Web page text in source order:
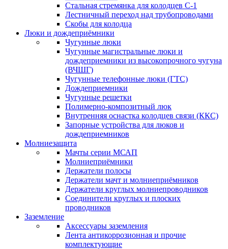
Стальная стремянка для колодцев С-1
Лестничный переход над трубопроводами
Скобы для колодца
Люки и дождеприёмники
Чугунные люки
Чугунные магистральные люки и
дождеприемники из высокопрочного чугуна
(ВЧШГ)
Чугунные телефонные люки (ГТС)
Дождеприемники
Чугунные решетки
Полимерно-композитный люк
Внутренняя оснастка колодцев связи (ККС)
Запорные устройства для люков и
дождеприемников
Молниезащита
Мачты серии МСАП
Молниеприёмники
Держатели полосы
Держатели мачт и молниеприёмников
Держатели круглых молниепроводников
Cоединители круглых и плоских
проводников
Заземление
Аксессуары заземления
Лента антикоррозионная и прочие
комплектующие